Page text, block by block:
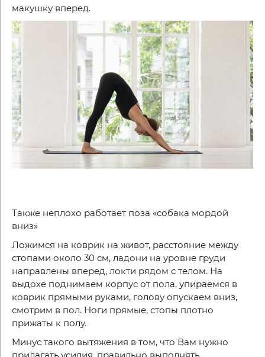
макушку вперед.
Также неплохо работает поза «собака мордой
вниз»
Ложимся на коврик на живот, расстояние между
стопами около 30 см, ладони на уровне груди
направлены вперед, локти рядом с телом. На
выдохе поднимаем корпус от пола, упираемся в
коврик прямыми руками, голову опускаем вниз,
смотрим в пол. Ноги прямые, стопы плотно
прижаты к полу.
Минус такого вытяжения в том, что Вам нужно